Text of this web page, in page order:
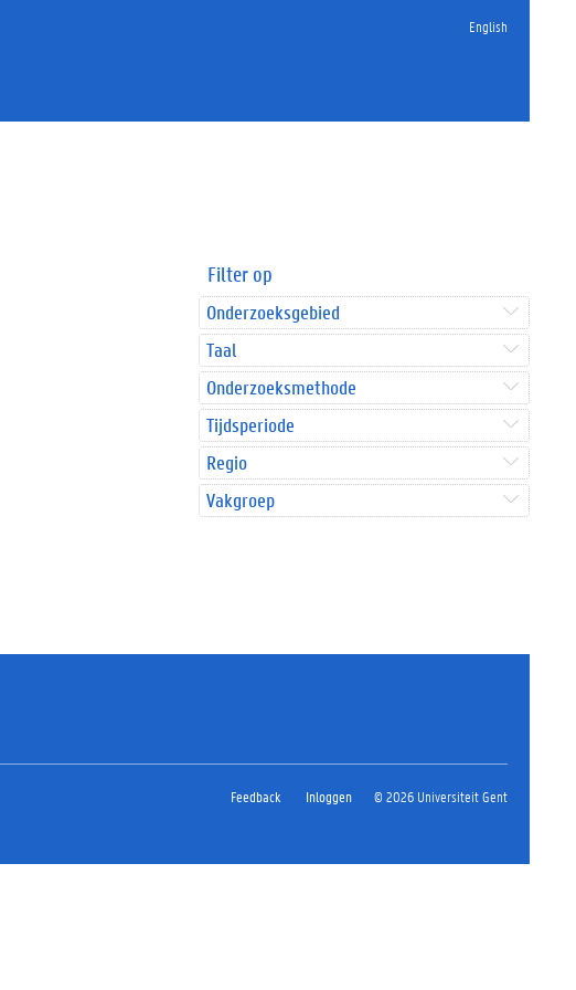
English
Filter op
Onderzoeksgebied
Taal
Onderzoeksmethode
Tijdsperiode
Regio
Vakgroep
Feedback Inloggen © 2026 Universiteit Gent